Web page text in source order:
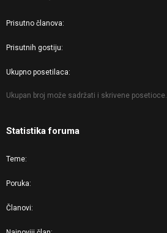
Prisutno članova
Prisutnih gostiju
Ukupno posetilaca
Ukupan broj može sadržati i skrivene posetioce.
Statistika foruma
Teme
Poruka
Članovi